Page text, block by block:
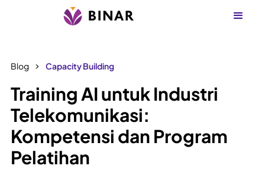
Blog Capacity Building
Training AI untuk Industri
Telekomunikasi:
Kompetensi dan Program
Pelatihan